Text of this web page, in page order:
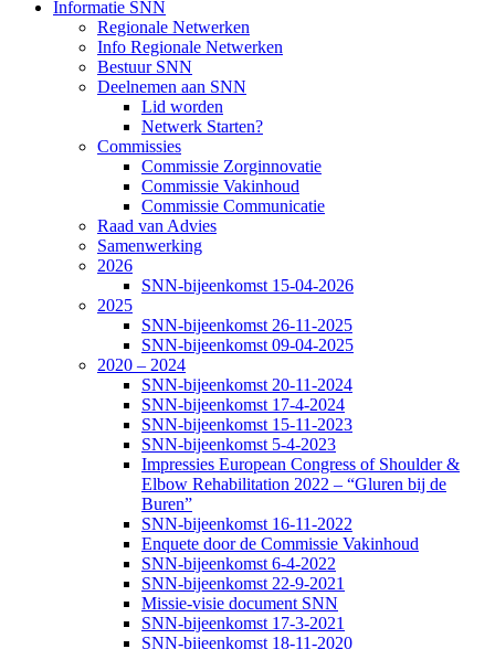
Informatie SNN
Regionale Netwerken
Info Regionale Netwerken
Bestuur SNN
Deelnemen aan SNN
Lid worden
Netwerk Starten?
Commissies
Commissie Zorginnovatie
Commissie Vakinhoud
Commissie Communicatie
Raad van Advies
Samenwerking
2026
SNN-bijeenkomst 15-04-2026
2025
SNN-bijeenkomst 26-11-2025
SNN-bijeenkomst 09-04-2025
2020 – 2024
SNN-bijeenkomst 20-11-2024
SNN-bijeenkomst 17-4-2024
SNN-bijeenkomst 15-11-2023
SNN-bijeenkomst 5-4-2023
Impressies European Congress of Shoulder &
Elbow Rehabilitation 2022 – “Gluren bij de
Buren”
SNN-bijeenkomst 16-11-2022
Enquete door de Commissie Vakinhoud
SNN-bijeenkomst 6-4-2022
SNN-bijeenkomst 22-9-2021
Missie-visie document SNN
SNN-bijeenkomst 17-3-2021
SNN-bijeenkomst 18-11-2020